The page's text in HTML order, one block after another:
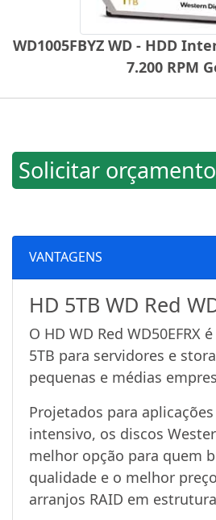
WD1005FBYZ WD - HDD
7.200 RPM
Solicitar orçamento
VANTAGENS
HD 5TB WD Red
O HD WD Red WD50EFRX
5TB para servidores e
pequenas e médias
Projetados para
intensivo, os discos
melhor opção para quem
qualidade e o melhor
arranjos RAID em